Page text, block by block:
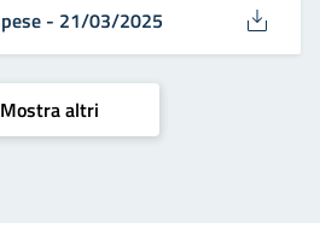
- 21/03/2025
Mostra altri